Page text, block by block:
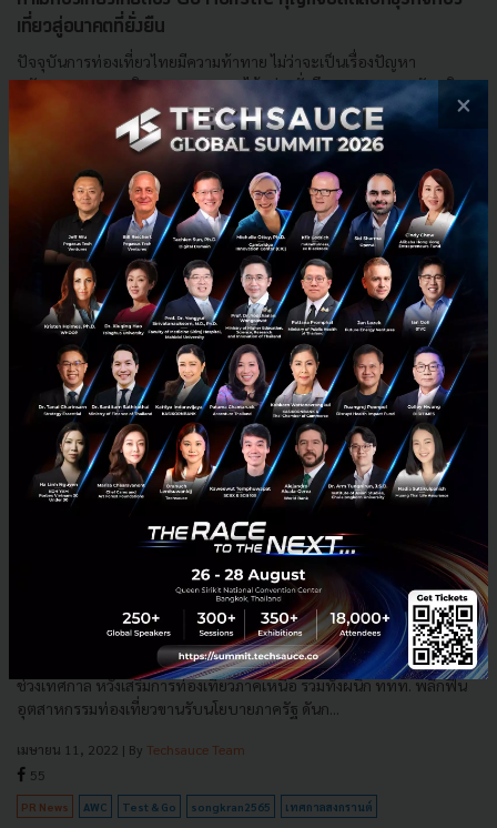
เที่ยวสู่อนาคตที่ยั่งยืน
ปัจจุบันการท่องเที่ยวไทยมีความท้าทาย ไม่ว่าจะเป็นเรื่องปัญหา
ทรัพยากรธรรมชาติ การกระจายรายได้อย่างทั่วถึง และการยกระดับบริการ
ให้ตอบรับเทรนด์โลกในปัจจุบัน ทำไมแนวทาง Go Holistic จึงเ...
| ByTechsauce Team
Tech & Biz Sustainable Focus tourism tagthai abac2022 apec-2022
AWC ผนึก ททท. พลิกฟื้นอุตสาหกรรมท่องเที่ยวไทย พร้อมเปิด
ตัว โรงแรม มีเลีย เชียงใหม่ ขานรับ นทท. ช่วงเทศกาล
AWC เปิดตัว “โรงแรม มีเลีย เชียงใหม่” ขานรับนักท่องเที่ยวไทย-ต่างชาติ
ช่วงเทศกาล หวังเสริมการท่องเที่ยวภาคเหนือ รวมทั้งผนึก ททท. พลิกฟื้น
อุตสาหกรรมท่องเที่ยวขานรับนโยบายภาครัฐ ดันก...
เมษายน 11, 2022 | By Techsauce Team
55
PR News AWC Test & Go songkran2565 เทศกาลสงกรานต์
×